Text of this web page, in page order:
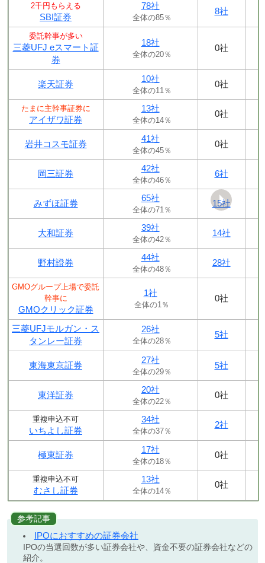
2千円もらえる
SBI証券
78社
全体の85％
8社
委託幹事が多い
三菱UFJ eスマート証
券
18社
全体の20％
0社
楽天証券
10社
全体の11％
0社
たまに主幹事証券に
アイザワ証券
13社
全体の14％
0社
岩井コスモ証券
41社
全体の45％
0社
岡三証券
42社
全体の46％
6社
みずほ証券
65社
全体の71％
15社
大和証券
39社
全体の42％
14社
野村證券
44社
全体の48％
28社
GMOグループ上場で委託
幹事に
GMOクリック証券
1社
全体の1％
0社
三菱UFJモルガン・ス
タンレー証券
26社
全体の28％
5社
東海東京証券
27社
全体の29％
5社
東洋証券
20社
全体の22％
0社
重複申込不可
いちよし証券
34社
全体の37％
2社
極東証券
17社
全体の18％
0社
重複申込不可
むさし証券
13社
全体の14％
0社
参考記事
IPOにおすすめの証券会社
IPOの当選回数が多い証券会社や、資金不要の証券会社などの
紹介。